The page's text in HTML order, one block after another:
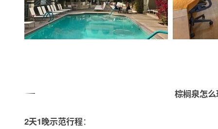
棕榈泉怎
2天1晚示范行程：